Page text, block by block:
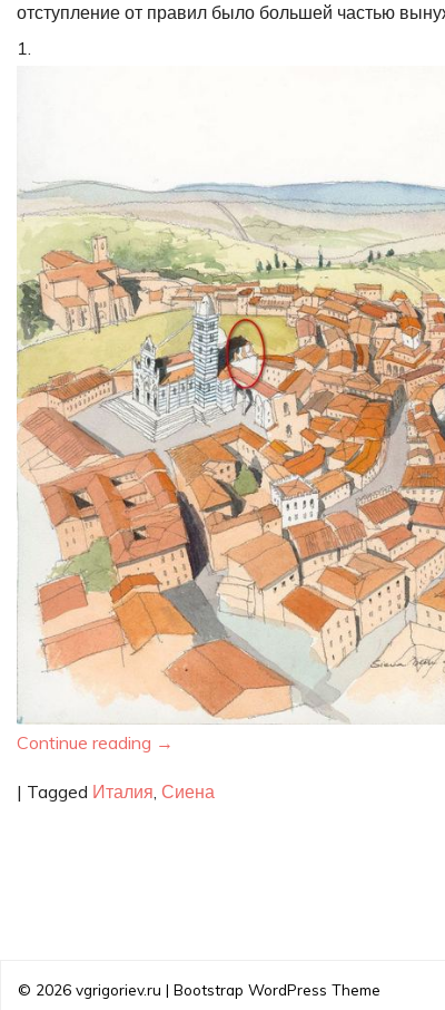
отступление от правил было большей частью
1.
Continue reading →
| Tagged Италия Сиена
© 2026 vgrigoriev.ru | Bootstrap WordPress Theme